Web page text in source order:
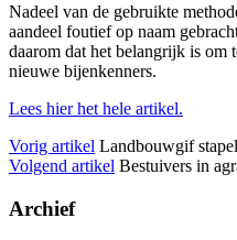
Nadeel van de gebruikte
aandeel foutief op naam
daarom dat het belangrijk is om
nieuwe bijenkenners.
Lees hier het hele artikel.
Vorig artikel Landbouwgif
Volgend artikel Bestuivers in
Archief